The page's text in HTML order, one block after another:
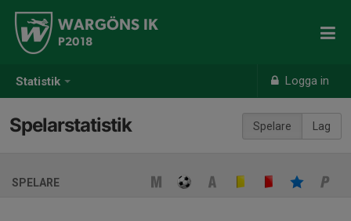
Statistik Logga in
WARGÖNS IK
P2018
Spelare Lag
Spelarstatistik
SPELARE